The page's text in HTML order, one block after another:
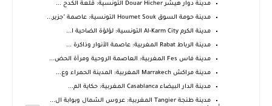
مدينة دوار هيشر Douar Hicher التونسية: قلعة الكدح ...
مدينة حومة السوق Houmet Souk التونسية: عاصمة "جزير...
مدينة الكرم Al-Karm City التونسية: لؤلؤة الضاحية ا...
مدينة الرباط Rabat المغربية: عاصمة الأنوار وذاكرة ...
مدينة فاس Fes المغربية: العاصمة الروحية ومرآة الحض...
مدينة مراكش Marrakech المغربية: المدينة الحمراء وع...
مدينة الدار البيضاء Casablanca المغربية: حكاية الم...
مدينة طنجة Tangier المغربية: عروس الشمال وبوابة ال...